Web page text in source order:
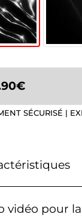
€
SÉCURISÉ |
vidéo pour